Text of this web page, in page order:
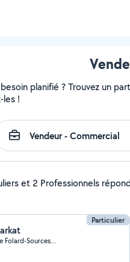
planifié ? Trouvez un
!
et 2 Professionnels
Particulier
Avignon (Chevalier de Folard-Sources Sud)